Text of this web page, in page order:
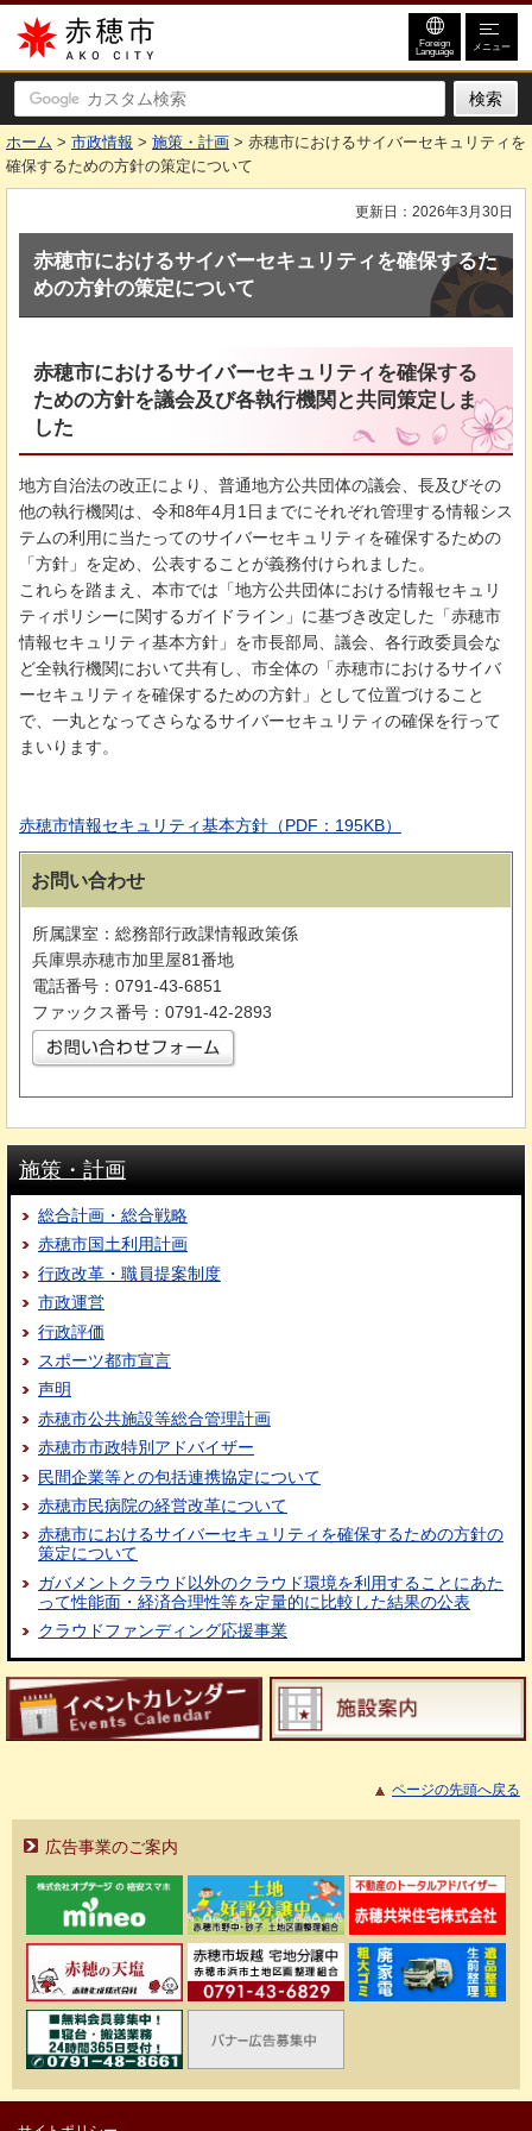
赤穂市
Foreign
Language メニュー
ホーム > 市政情報 > 施策・計画 > 赤穂市におけるサイバーセキュリティを
確保するための方針の策定について
更新日：2026年3月30日
赤穂市におけるサイバーセキュリティを確保するた
めの方針の策定について
赤穂市におけるサイバーセキュリティを確保する
ための方針を議会及び各執行機関と共同策定しま
した
地方自治法の改正により、普通地方公共団体の議会、長及びその
他の執行機関は、令和8年4月1日までにそれぞれ管理する情報シス
テムの利用に当たってのサイバーセキュリティを確保するための
「方針」を定め、公表することが義務付けられました。
これらを踏まえ、本市では「地方公共団体における情報セキュリ
ティポリシーに関するガイドライン」に基づき改定した「赤穂市
情報セキュリティ基本方針」を市長部局、議会、各行政委員会な
ど全執行機関において共有し、市全体の「赤穂市におけるサイバ
ーセキュリティを確保するための方針」として位置づけること
で、一丸となってさらなるサイバーセキュリティの確保を行って
まいります。
赤穂市情報セキュリティ基本方針（PDF：195KB）
お問い合わせ
所属課室：総務部行政課情報政策係
兵庫県赤穂市加里屋81番地
電話番号：0791-43-6851
ファックス番号：0791-42-2893
施策・計画
総合計画・総合戦略
赤穂市国土利用計画
行政改革・職員提案制度
市政運営
行政評価
スポーツ都市宣言
声明
赤穂市公共施設等総合管理計画
赤穂市市政特別アドバイザー
民間企業等との包括連携協定について
赤穂市民病院の経営改革について
赤穂市におけるサイバーセキュリティを確保するための方針の
策定について
ガバメントクラウド以外のクラウド環境を利用することにあた
って性能面・経済合理性等を定量的に比較した結果の公表
クラウドファンディング応援事業
ページの先頭へ戻る
広告事業のご案内